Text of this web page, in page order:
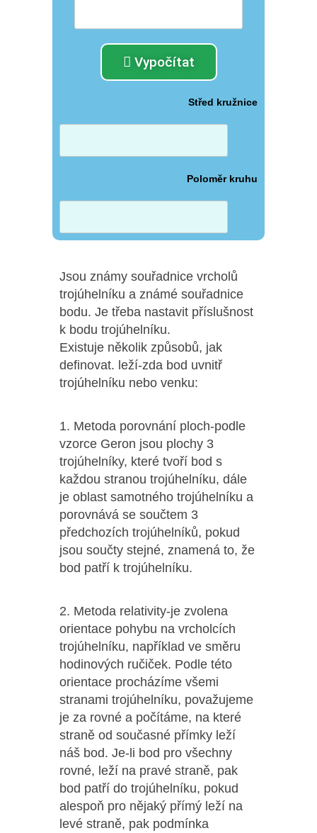
Vypočítat
Střed kružnice
Poloměr kruhu
Jsou známy souřadnice vrcholů
trojúhelníku a známé souřadnice
bodu. Je třeba nastavit příslušnost
k bodu trojúhelníku.
Existuje několik způsobů, jak
definovat. leží-zda bod uvnitř
trojúhelníku nebo venku:
1. Metoda porovnání ploch-podle
vzorce Geron jsou plochy 3
trojúhelníky, které tvoří bod s
každou stranou trojúhelníku, dále
je oblast samotného trojúhelníku a
porovnává se součtem 3
předchozích trojúhelníků, pokud
jsou součty stejné, znamená to, že
bod patří k trojúhelníku.
2. Metoda relativity-je zvolena
orientace pohybu na vrcholcích
trojúhelníku, například ve směru
hodinových ručiček. Podle této
orientace procházíme všemi
stranami trojúhelníku, považujeme
je za rovné a počítáme, na které
straně od současné přímky leží
náš bod. Je-li bod pro všechny
rovné, leží na pravé straně, pak
bod patří do trojúhelníku, pokud
alespoň pro nějaký přímý leží na
levé straně, pak podmínka